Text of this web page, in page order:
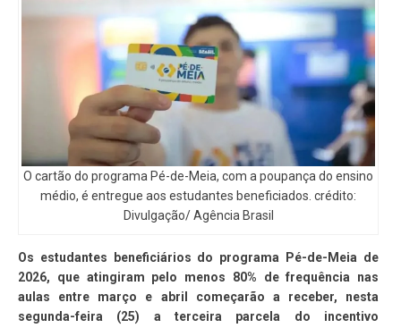
O cartão do programa Pé-de-Meia, com a poupança do ensino
médio, é entregue aos estudantes beneficiados. crédito:
Divulgação/ Agência Brasil
Os estudantes beneficiários do programa Pé-de-Meia de
2026, que atingiram pelo menos 80% de frequência nas
aulas entre março e abril começarão a receber, nesta
segunda-feira (25) a terceira parcela do incentivo